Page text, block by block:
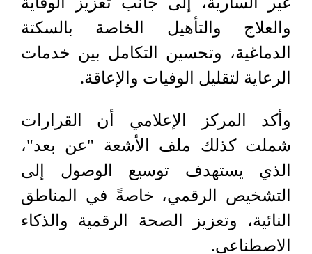
والعلاج والتأهيل الخاصة بالسكتة
الدماغية، وتحسين التكامل بين خدمات
الرعاية لتقليل الوفيات والإعاقة.
وأكد المركز الإعلامي أن القرارات
شملت كذلك ملف الأشعة "عن بعد"،
الذي يستهدف توسيع الوصول إلى
التشخيص الرقمي، خاصةً في المناطق
النائية، وتعزيز الصحة الرقمية والذكاء
الاصطناعي.